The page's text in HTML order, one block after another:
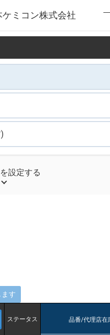
ケミコン株式会社
ステータス 品番/代理店在